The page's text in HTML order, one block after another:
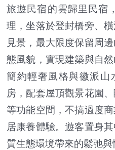
旅遊民宿的雲歸里民宿
理，坐落於登封橋旁、
見景，最大限度保留周
態風貌，實現建築與自
簡約輕奢風格與徽派山
房，配套屋頂觀景花園
等功能空間，不搞過度
居康養體驗。遊客置身
質生態環境帶來的鬆弛與